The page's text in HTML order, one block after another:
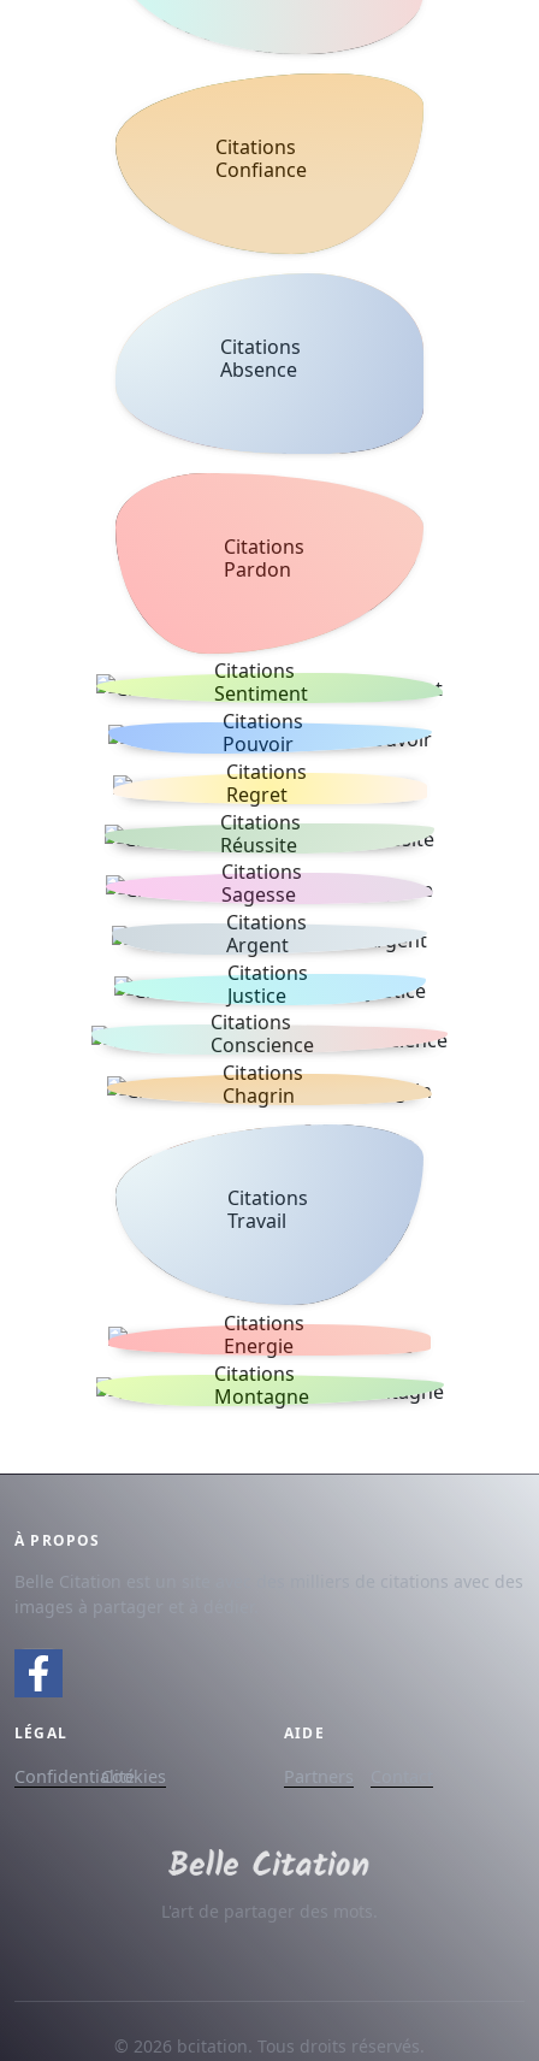
Citations
Confiance
Citations
Absence
Citations
Pardon
Citations
Sentiment
Citations
Pouvoir
Citations
Regret
Citations
Réussite
Citations
Sagesse
Citations
Argent
Citations
Justice
Citations
Conscience
Citations
Chagrin
Citations
Travail
Citations
Energie
Citations
Montagne
À PROPOS
Belle Citation est un site avec des milliers de citations avec des
images à partager et à dédier.
LÉGAL
ConfidentialitéCookies
AIDE
Partners
L'art de partager des mots.
© 2026 bcitation. Tous droits réservés.